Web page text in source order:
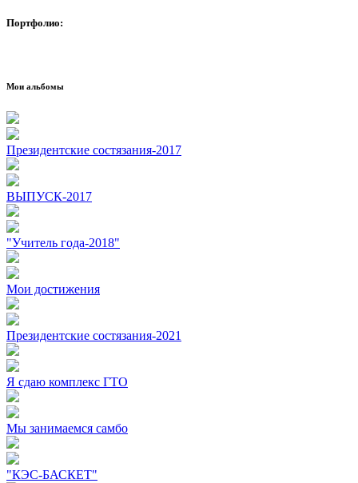
Портфолио:
Мои альбомы
Президентские состязания-2017
ВЫПУСК-2017
"Учитель года-2018"
Мои достижения
Президентские состязания-2021
Я сдаю комплекс ГТО
Мы занимаемся самбо
"КЭС-БАСКЕТ"